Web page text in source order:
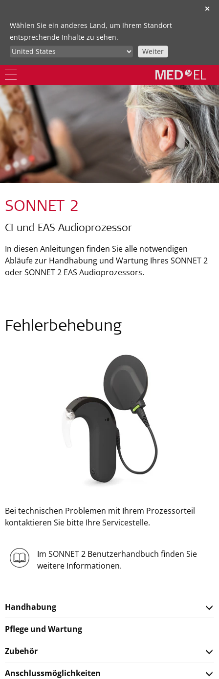
✕
Wählen Sie ein anderes Land, um Ihrem Standort
entsprechende Inhalte zu sehen.
Weiter
SONNET 2
CI und EAS Audioprozessor
In diesen Anleitungen finden Sie alle notwendigen
Abläufe zur Handhabung und Wartung Ihres SONNET 2
oder SONNET 2 EAS Audioprozessors.
Fehlerbehebung
Bei technischen Problemen mit Ihrem Prozessorteil
kontaktieren Sie bitte Ihre Servicestelle.
Im SONNET 2 Benutzerhandbuch finden Sie
weitere Informationen.
Handhabung
Pflege und Wartung
Zubehör
Anschlussmöglichkeiten